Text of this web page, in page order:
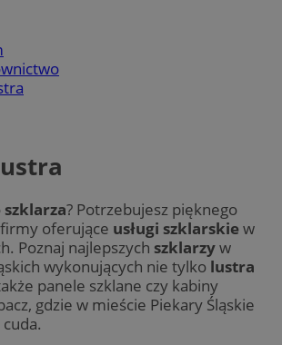
szklarza? Potrzebujesz pięknego
oferujące usługi szklarskiew
Poznaj najlepszych szklarzyw
wykonujących nie tylko lustra
panele szklane czy kabiny
gdzie w mieście Piekary Śląskie